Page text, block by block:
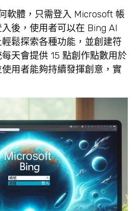
軟體，只需登入 Microsoft 帳
後，使用者可以在 Bing AI
鬆探索各種功能，並創建符
天會提供 15 點創作點數用於
用者能夠持續發揮創意，實